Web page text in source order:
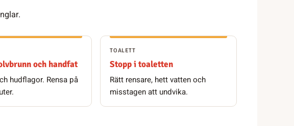
och handfat
hudflagor. Rensa på
TOALETT
Stopp i toaletten
Rätt rensare, hett vatten och
misstagen att undvika.